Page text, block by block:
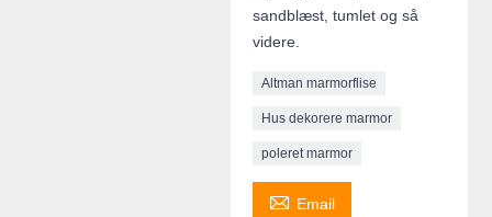
sandblæst, tumlet og så
videre.
Altman marmorflise
Hus dekorere marmor
poleret marmor
 Email